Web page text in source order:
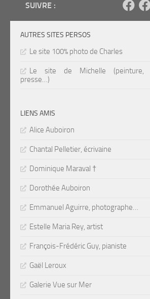
SUIVRE :
AUTRES SITES PERSOS
Le site 100% photo de Charles
Le site de Michelle (peinture,
presse…)
LIENS AMIS
Alice Auboiron
Chantal Pelletier, écrivaine
Dominique Maraval †
Dorothée Auboiron
Emmanuel Aguirre, photographe…
Estelle Maria Rey, artist
François-Frédéric Guy, pianiste
Gaël Leroux
Galerie Vue sur Mer